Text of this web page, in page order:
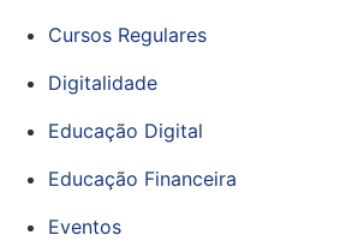
Cursos Regulares
Digitalidade
Educação Digital
Educação Financeira
Eventos